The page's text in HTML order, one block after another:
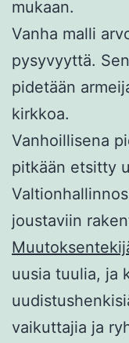
mukaan.
Vanha malli
pysyvyyttä.
pidetään
kirkkoa.
Vanhoillisena
pitkään etsitty
joustaviin
uusia tuulia, ja
vaikuttajia ja